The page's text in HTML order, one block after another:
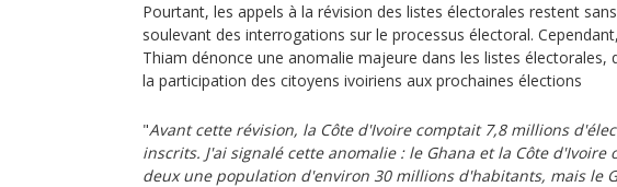
Pourtant, les appels à la révision des listes électorales restent
soulevant des interrogations sur le processus électoral.
Thiam dénonce une anomalie majeure dans les listes électorales,
la participation des citoyens ivoiriens aux prochaines élections
"Avant cette révision, la Côte d'Ivoire comptait 7,8 millions
inscrits. J'ai signalé cette anomalie : le Ghana et la Côte d'Ivoire
deux une population d'environ 30 millions d'habitants, mais le